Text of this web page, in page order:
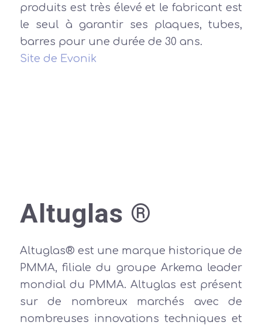
produits est très élevé et le fabricant est
le seul à garantir ses plaques, tubes,
barres pour une durée de 30 ans.
Site de Evonik
Altuglas ®
Altuglas® est une marque historique de
PMMA, filiale du groupe Arkema leader
mondial du PMMA. Altuglas est présent
sur de nombreux marchés avec de
nombreuses innovations techniques et